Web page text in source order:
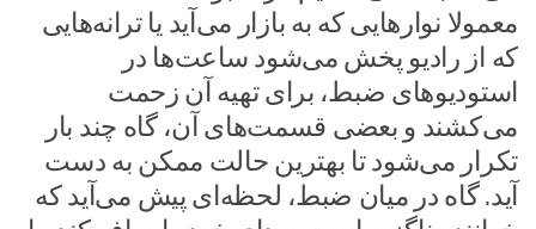
معمولا نوار‌هایی که به بازار می‌آید یا ترانه‌هایی
که از رادیو پخش می‌شود ساعت‌ها در
استودیو‌های ضبط، برای تهیه آن زحمت
می‌کشند و بعضی قسمت‌های آن، گاه چند بار
تکرار می‌شود تا بهترین حالت ممکن به دست
‌آید. گاه در میان ضبط، لحظه‌ای پیش می‌آید که